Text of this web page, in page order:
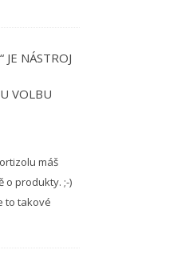
JE NÁSTROJ
VOLBU
máš
o produkty. ;-)
to takové